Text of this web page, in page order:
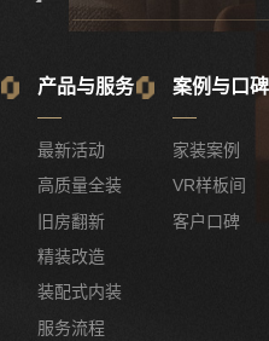
产品与服务
最新活动
高质量全装
旧房翻新
精装改造
装配式内装
服务流程
案例与口碑
家装案例
VR样板间
客户口碑